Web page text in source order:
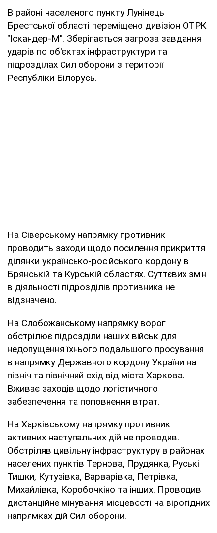
В районі населеного пункту Лунінець
Брестської області переміщено дивізіон ОТРК
"Іскандер-М". Зберігається загроза завдання
ударів по об'єктах інфраструктури та
підрозділах Сил оборони з території
Республіки Білорусь.
На Сіверському напрямку противник
проводить заходи щодо посилення прикриття
ділянки українсько-російського кордону в
Брянській та Курській областях. Суттєвих змін
в діяльності підрозділів противника не
відзначено.
На Слобожанському напрямку ворог
обстрілює підрозділи наших військ для
недопущення їхнього подальшого просування
в напрямку Державного кордону України на
північ та північний схід від міста Харкова.
Вживає заходів щодо логістичного
забезпечення та поповнення втрат.
На Харківському напрямку противник
активних наступальних дій не проводив.
Обстріляв цивільну інфраструктуру в районах
населених пунктів Тернова, Прудянка, Руські
Тишки, Кутузівка, Варварівка, Петрівка,
Михайлівка, Коробочкіно та інших. Проводив
дистанційне мінування місцевості на вірогідних
напрямках дій Сил оборони.